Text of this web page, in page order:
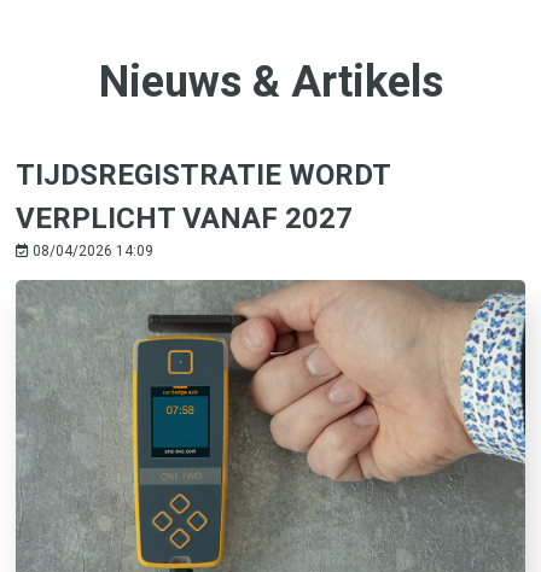
Nieuws & Artikels
TIJDSREGISTRATIE WORDT
VERPLICHT VANAF 2027
08/04/2026 14:09